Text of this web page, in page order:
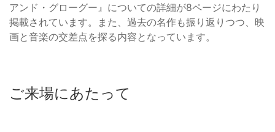
アンド・グローグー』についての詳細が8ページにわたり
掲載されています。また、過去の名作も振り返りつつ、映
画と音楽の交差点を探る内容となっています。
ご来場にあたって